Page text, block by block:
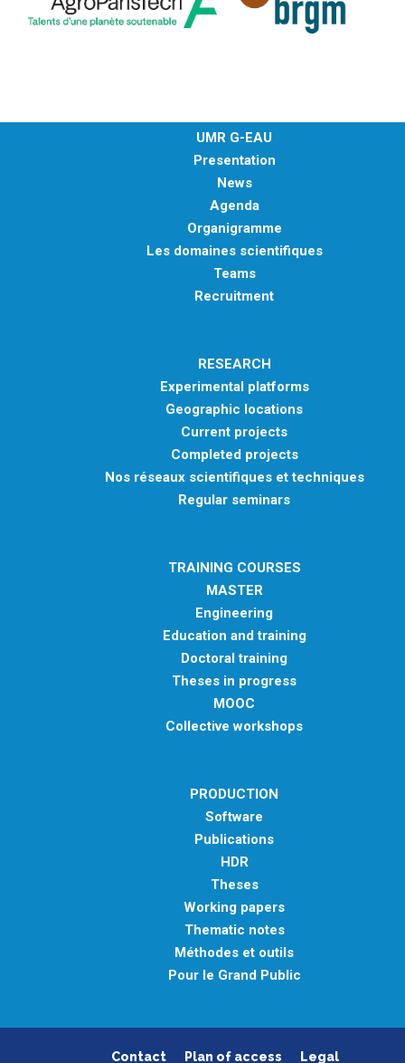
UMR G-EAU
Presentation
News
Agenda
Organigramme
Les domaines scientifiques
Teams
Recruitment
RESEARCH
Experimental platforms
Geographic locations
Current projects
Completed projects
Nos réseaux scientifiques et techniques
Regular seminars
TRAINING COURSES
MASTER
Engineering
Education and training
Doctoral training
Theses in progress
MOOC
Collective workshops
PRODUCTION
Software
Publications
HDR
Theses
Working papers
Thematic notes
Méthodes et outils
Pour le Grand Public
Contact Plan of access Legal